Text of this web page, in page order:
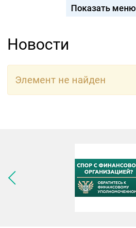
Показать меню
Новости
Элемент не найден
Следующее изображение